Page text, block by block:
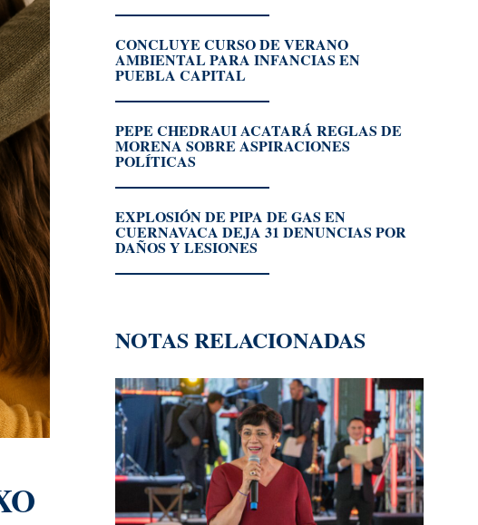
CONCLUYE CURSO DE VERANO
AMBIENTAL PARA INFANCIAS EN
PUEBLA CAPITAL
PEPE CHEDRAUI ACATARÁ REGLAS DE
MORENA SOBRE ASPIRACIONES
POLÍTICAS
EXPLOSIÓN DE PIPA DE GAS EN
CUERNAVACA DEJA 31 DENUNCIAS POR
DAÑOS Y LESIONES
NOTAS RELACIONADAS